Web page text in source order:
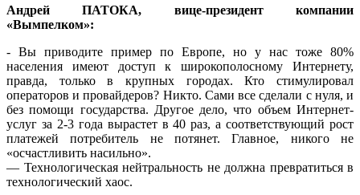
Андрей ПАТОКА, вице-президент компании
«Вымпелком»:
- Вы приводите пример по Европе, но у нас тоже 80%
населения имеют доступ к широкополосному Интернету,
правда, только в крупных городах. Кто стимулировал
операторов и провайдеров? Никто. Сами все сделали с нуля, и
без помощи государства. Другое дело, что объем Интернет-
услуг за 2-3 года вырастет в 40 раз, а соответствующий рост
платежей потребитель не потянет. Главное, никого не
«осчастливить насильно».
— Технологическая нейтральность не должна превратиться в
технологический хаос.